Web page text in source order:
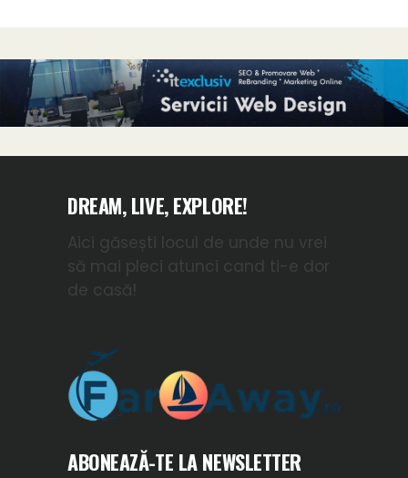
DREAM, LIVE, EXPLORE!
Aici găsești locul de unde nu vrei
să mai pleci atunci cand ti-e dor
de casă!
ABONEAZĂ-TE LA NEWSLETTER